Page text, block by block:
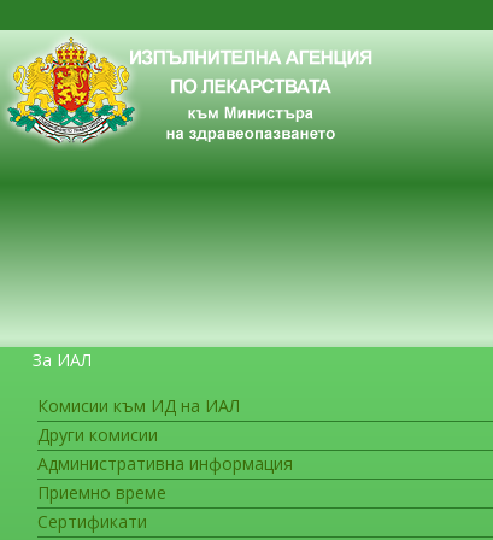
За ИАЛ
Комисии към ИД на ИАЛ
Други комисии
Административна информация
Приемно време
Сертификати
ЗА ГРАЖДАНИТЕ